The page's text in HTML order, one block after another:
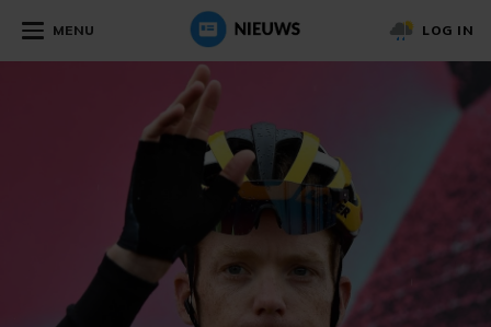
MENU LOG IN